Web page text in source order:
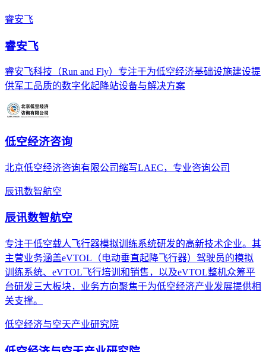
睿安飞
睿安飞
睿安飞科技（Run and Fly）专注于为低空经济基础设施建设提
供军工品质的数字化起降站设备与解决方案
低空经济咨询
北京低空经济咨询有限公司缩写LAEC，专业咨询公司
辰讯数智航空
辰讯数智航空
专注于低空载人飞行器模拟训练系统研发的高新技术企业。其
主营业务涵盖eVTOL（电动垂直起降飞行器）驾驶员的模拟
训练系统、eVTOL飞行培训和销售，以及eVTOL整机众筹平
台研发三大板块，业务方向聚焦于为低空经济产业发展提供相
关支撑。
低空经济与空天产业研究院